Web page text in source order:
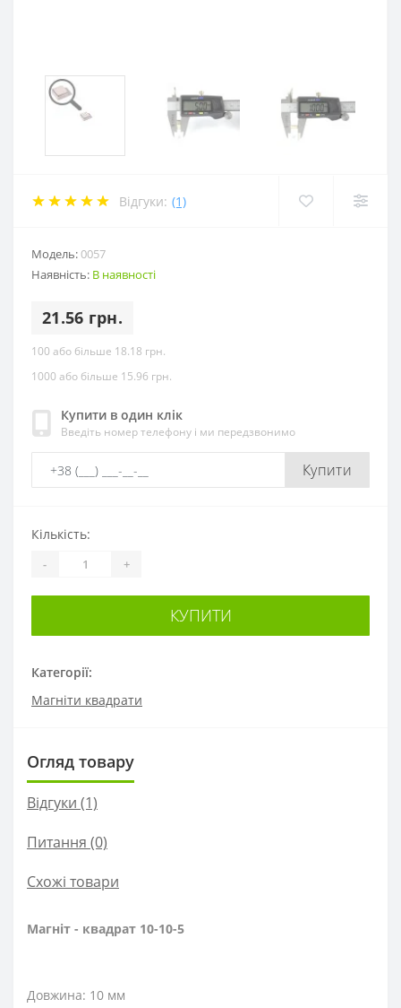
Відгуки: (1)
Модель:0057
Наявність: В наявності
21.56 грн.
100 або більше 18.18 грн.
1000 або більше 15.96 грн.
Купити в один клік
Введіть номер телефону і ми передзвонимо
Купити
Категорії:
Магніти квадрати
Кількість:
- +
КУПИТИ
Огляд товару
Відгуки (1)
Питання (0)
Схожі товари
Магніт - квадрат 10-10-5
Довжина: 10 мм